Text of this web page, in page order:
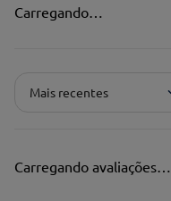
Carregando…
Título*
Pontuação*
Mais recentes
Carregando avaliações…